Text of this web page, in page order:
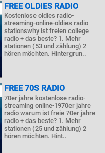
FREE OLDIES RADIO
Kostenlose oldies radio-
streaming-online-oldies radio
stationswhy ist freien college
radio + das beste? 1. Mehr
stationen (53 und zählung) 2
hören möchten. Hintergrun..
FREE 70S RADIO
70er jahre kostenlose radio-
streaming online-1970er jahre
radio warum ist freie 70er jahre
radio + das beste? 1. Mehr
stationen (25 und zählung) 2
hören möchten. Hint..